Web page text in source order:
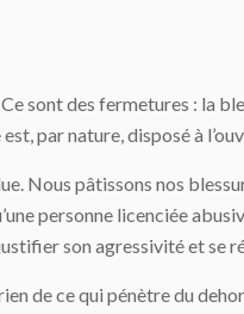
sont des fermetures : la
par nature, disposé à
Nous pâtissons nos
personne licenciée
son agressivité et se
de ce qui pénètre du